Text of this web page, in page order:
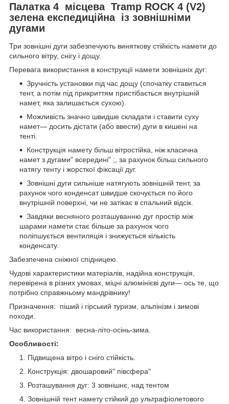
Палатка 4 місцева Tramp ROCK 4 (V2)
зелена експедиційна із зовнішніми
дугами
Три зовнішні дуги забезпечують виняткову стійкість намети до
сильного вітру, снігу і дощу.
Перевага використання в конструкції намети зовнішніх дуг:
Зручність установки під час дощу (спочатку ставиться
тент, а потім під прикриттям пристібається внутрішній
намет, яка залишається сухою).
Можливість значно швидше складати і ставити суху
намет— досить дістати (або ввести) дуги в кишені на
тенті.
Конструкція намету більш вітростійка, ніж класична
намет з дугами" всередині" ;, за рахунок більш сильного
натягу тенту і жорсткої фіксації дуг.
Зовнішні дуги сильніше натягують зовнішній тент, за
рахунок чого конденсат швидше скочується по його
внутрішній поверхні, чи не затікає в спальний відсік.
Завдяки весняного розташуванню дуг простір між
шарами намети стає більше за рахунок чого
поліпшується вентиляція і знижується кількість
конденсату.
Забезпечена сніжної спідницею.
Чудові характеристики матеріалів, надійна конструкція,
перевірена в різних умовах, міцні алюмінієві дуги— ось те, що
потрібно справжньому мандрівнику!
Призначення: піший і гірський туризм, альпінізм і зимові
походи.
Час використання: весна-літо-осінь-зима.
Особливості:
Підвищена вітро і сніго стійкість.
Конструкція: двошаровий" півсфера"
Розташування дуг: 3 зовнішнє, над тентом
Зовнішній тент намету стійкий до ультрафіолетового